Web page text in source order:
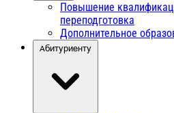
Повышение
переподготовка
Дополнительное
Абитуриенту